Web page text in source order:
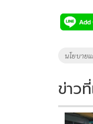
e
b
o
k
Tags
นโยบาย
ข่าว